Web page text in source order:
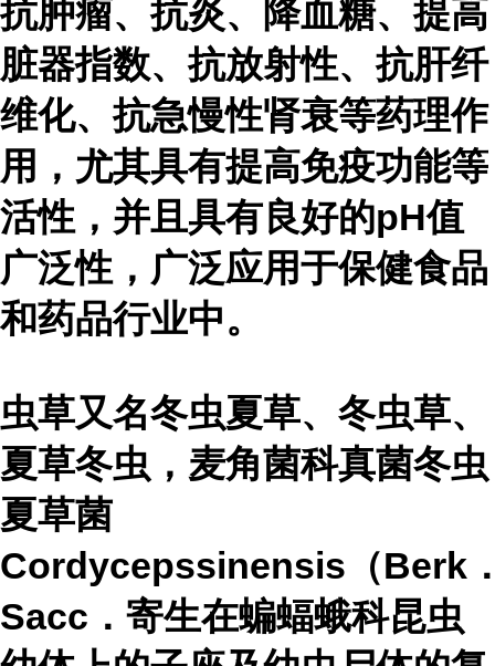
抗肿瘤、抗炎、降血糖、提高
脏器指数、抗放射性、抗肝纤
维化、抗急慢性肾衰等药理作
用，尤其具有提高免疫功能等
活性，并且具有良好的pH值
广泛性，广泛应用于保健食品
和药品行业中。
虫草又名冬虫夏草、冬虫草、
夏草冬虫，麦角菌科真菌冬虫
夏草菌
Cordycepssinensis（Berk
Sacc．寄生在蝙蝠蛾科昆虫